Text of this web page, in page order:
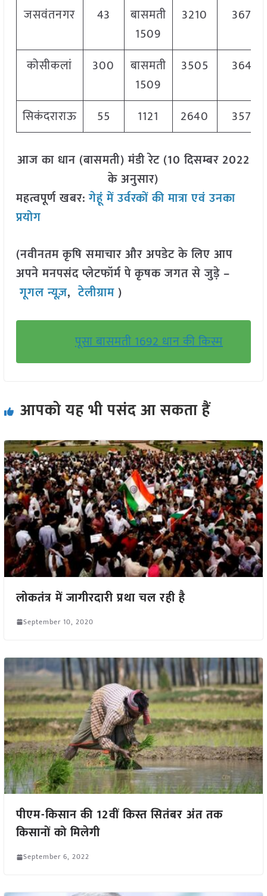
जसवंतनगर 43
बासमती
1509
3210 3670
कोसीकलां 300
बासमती
1509
3505 3645
सिकंदराराऊ 55 1121 2640 3575
आज का धान (बासमती) मंडी रेट (10 दिसम्बर 2022
के अनुसार)
महत्वपूर्ण खबर:गेहूं में उर्वरकों की मात्रा एवं उनका
प्रयोग
(नवीनतम कृषि समाचार और अपडेट के लिए आप
अपने मनपसंद प्लेटफॉर्म पे कृषक जगत से जुड़े –
गूगल न्यूज़,टेलीग्राम )
पूसा बासमती 1692 धान की किस्म
आपको यह भी पसंद आ सकता हैं
लोकतंत्र में जागीरदारी प्रथा चल रही है
September 10, 2020
पीएम-किसान की 12वीं किस्त सितंबर अंत तक
किसानों को मिलेगी
September 6, 2022